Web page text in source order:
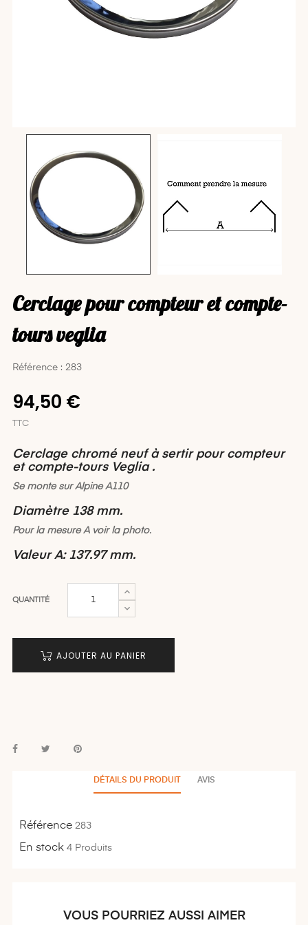
cerclage pour compteur et compte-
tours veglia
Référence : 283
94,50 €
TTC
Cerclage chromé neuf à sertir pour compteur
et compte-tours Veglia .
Se monte sur Alpine A110
Diamètre 138 mm.
Pour la mesure A voir la photo.
Valeur A: 137.97 mm.
QUANTITÉ
AJOUTER AU PANIER
DÉTAILS DU PRODUIT AVIS
Référence 283
En stock 4 Produits
VOUS POURRIEZ AUSSI AIMER